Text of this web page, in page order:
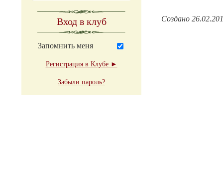
Вход в клуб
Запомнить меня
Регистрация в Клубе ►
Забыли пароль?
Создано